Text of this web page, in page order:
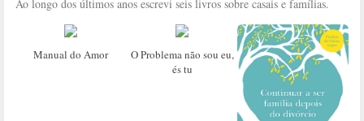
Ao longo dos últimos anos escrevi seis livros sobre casais e famílias.
Manual do Amor
O Problema não sou eu,
és tu